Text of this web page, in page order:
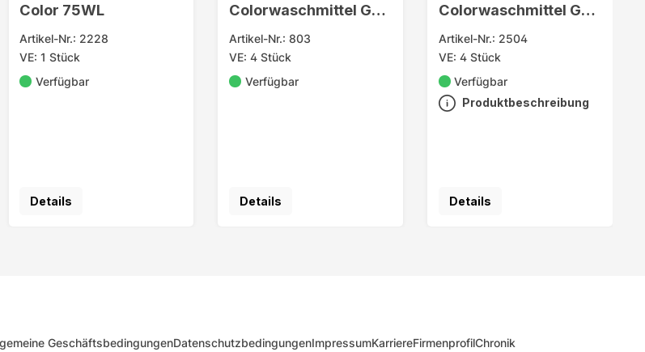
Color 75WL
Artikel-Nr.: 2228
VE: 1 Stück
Verfügbar
Details
Colorwaschmittel Gel
50WL
Artikel-Nr.: 803
VE: 4 Stück
Verfügbar
Details
Colorwaschmittel Gel
50WL
Artikel-Nr.: 2504
VE: 4 Stück
Verfügbar
Produktbeschreibung
Details
GeschäftsbedingungenDatenschutzbedingungenImpressumKarriereFirmenprofilChronik